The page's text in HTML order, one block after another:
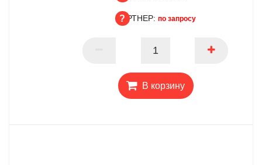
ПАРТНЕР: по запросу
В корзину